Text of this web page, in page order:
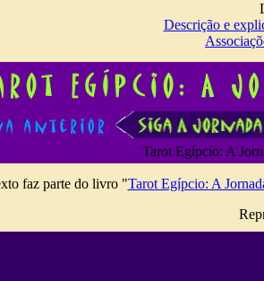
Descrição e
Tarot Egípcio: A
faz parte do livro "Tarot Egípcio: A